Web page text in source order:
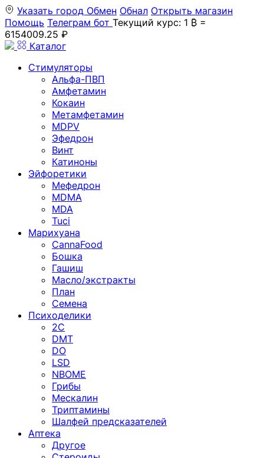
Указать город Обмен Обнал Открыть магазин
Помощь Телеграм бот Текущий курс: 1 ₿ =
6154009.25 ₽
Каталог
Стимуляторы
Альфа-ПВП
Амфетамин
Кокаин
Метамфетамин
MDPV
Эфедрон
Винт
Катиноны
Эйфоретики
Мефедрон
MDMA
MDA
Tuci
Марихуана
CannaFood
Бошка
Гашиш
Масло/экстракты
План
Семена
Психоделики
2C
DMT
DO
LSD
NBOME
Грибы
Мескалин
Триптамины
Шалфей предсказателей
Аптека
Другое